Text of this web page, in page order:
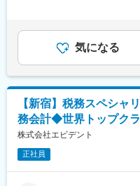
精密光学技術を基盤に
ソリューションを提供
計測技術を活かし、社
向上に貢献しています
の実現に向けて挑戦を
変更の範囲：会社の定
・財務・業務・製造領
支援
・グローバル各拠点と
・監査結果を実行可能
タリング
・部門横断の業務改善
・業務・財務リスクに
・経営層への監査結果
経験・スキルに応じて
昇給：年1回■賞与：年
あり、選考を通じて上
手当を含めた表記です。
気になる
【新宿】税務スペシャ
務会計◆世界トップク
株式会社エビデント
正社員